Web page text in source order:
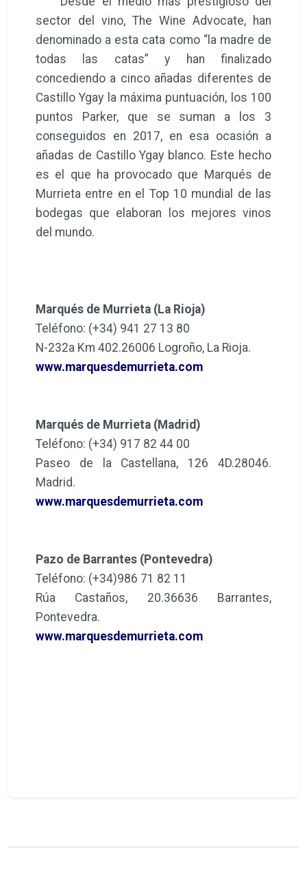
sector del vino, The Wine Advocate, han
denominado a esta cata como “la madre de
todas las catas” y han finalizado
concediendo a cinco añadas diferentes de
Castillo Ygay la máxima puntuación, los 100
puntos Parker, que se suman a los 3
conseguidos en 2017, en esa ocasión a
añadas de Castillo Ygay blanco. Este hecho
es el que ha provocado que Marqués de
Murrieta entre en el Top 10 mundial de las
bodegas que elaboran los mejores vinos
del mundo.
Marqués de Murrieta (La Rioja)
Teléfono: (+34) 941 27 13 80
N-232a Km 402.26006 Logroño, La Rioja.
www.marquesdemurrieta.com
Marqués de Murrieta (Madrid)
Teléfono: (+34) 917 82 44 00
Paseo de la Castellana, 126 4D.28046.
Madrid.
www.marquesdemurrieta.com
Pazo de Barrantes (Pontevedra)
Teléfono: (+34)986 71 82 11
Rúa Castaños, 20.36636 Barrantes,
Pontevedra.
www.marquesdemurrieta.com